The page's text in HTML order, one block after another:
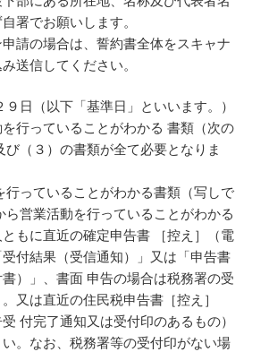
署でお願いします。
請の場合は、誓約書全体をスキャナ
送信してください。
９日（以下「基準日」といいます。）
行っていることがわかる 書類（次の
び（３）の書類が全て必要となりま
行っていることがわかる書類（写しで
ら営業活動を行っていることがわかる
もに直近の確定申告書 ［控え］（電
付結果（受信通知）」又は「申告書
）」、書面 申告の場合は税務署の受
又は直近の住民税申告書［控え］
受 付完了通知又は受付印のあるもの）
。なお、税務署等の受付印がない場